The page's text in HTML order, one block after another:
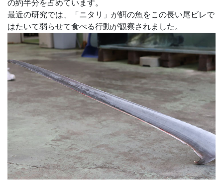
の約半分を占めています。
最近の研究では、「ニタリ」が餌の魚をこの長い尾ビレで
はたいて弱らせて食べる行動が観察されました。